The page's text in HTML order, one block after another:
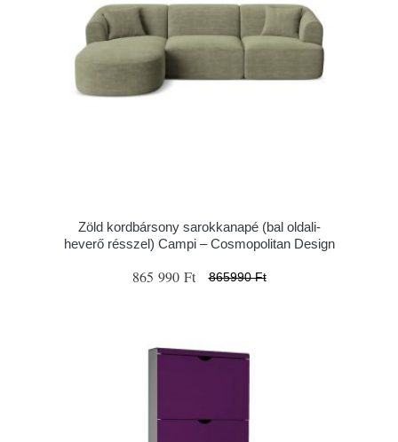
Zöld kordbársony sarokkanapé (bal oldali-
heverő résszel) Campi – Cosmopolitan Design
865 990 Ft 865990 Ft